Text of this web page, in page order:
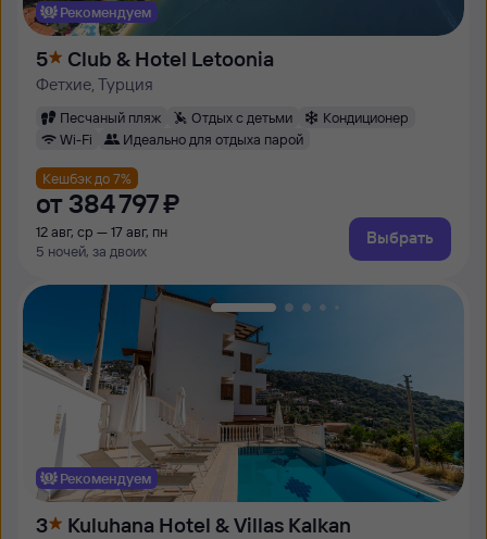
Рекомендуем
5 Club & Hotel Letoonia
Фетхие, Турция
Песчаный пляж Отдых с детьми
Кондиционер
Wi-Fi
Идеально для отдыха парой
Кешбэк до 7%
от 384 ⁠797 ⁠₽
12 авг, ср — 17 авг, пн
5 ночей, за двоих
Выбрать
Рекомендуем
3 Kuluhana Hotel & Villas Kalkan